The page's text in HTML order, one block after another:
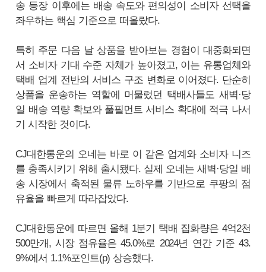
송 등장 이후에는 배송 속도와 편의성이 소비자 선택을
좌우하는 핵심 기준으로 떠올랐다.
특히 주문 다음 날 상품을 받아보는 경험이 대중화되면
서 소비자 기대 수준 자체가 높아졌고, 이는 유통업체와
택배 업계 전반의 서비스 구조 변화로 이어졌다. 단순히
상품을 운송하는 역할에 머물렀던 택배사들도 새벽·당
일 배송 역량 확보와 풀필먼트 서비스 확대에 적극 나서
기 시작한 것이다.
CJ대한통운의 오네는 바로 이 같은 업계와 소비자 니즈
를 충족시키기 위해 출시됐다. 실제 오네는 새벽·당일 배
송 시장에서 축적된 물류 노하우를 기반으로 쿠팡의 점
유율을 빠르게 따라잡았다.
CJ대한통운에 따르면 올해 1분기 택배 집화량은 4억2천
500만개, 시장 점유율은 45.0%로 2024년 연간 기준 43.
9%에서 1.1%포인트(p) 상승했다.